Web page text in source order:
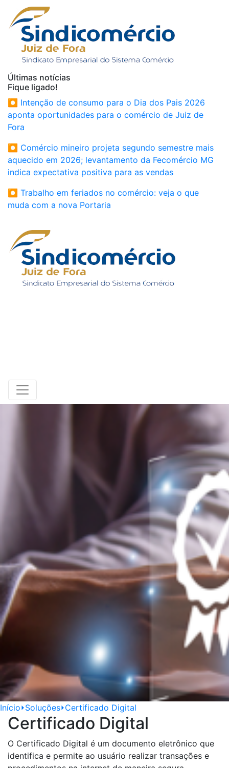
Últimas notícias
Fique ligado!
⏺ Intenção de consumo para o Dia dos Pais 2026
aponta oportunidades para o comércio de Juiz de
Fora
⏺ Comércio mineiro projeta segundo semestre mais
aquecido em 2026; levantamento da Fecomércio MG
indica expectativa positiva para as vendas
⏺ Trabalho em feriados no comércio: veja o que
muda com a nova Portaria
Início⏵Soluções⏵Certificado Digital
Certificado Digital
O Certificado Digital é um documento eletrônico que
identifica e permite ao usuário realizar transações e